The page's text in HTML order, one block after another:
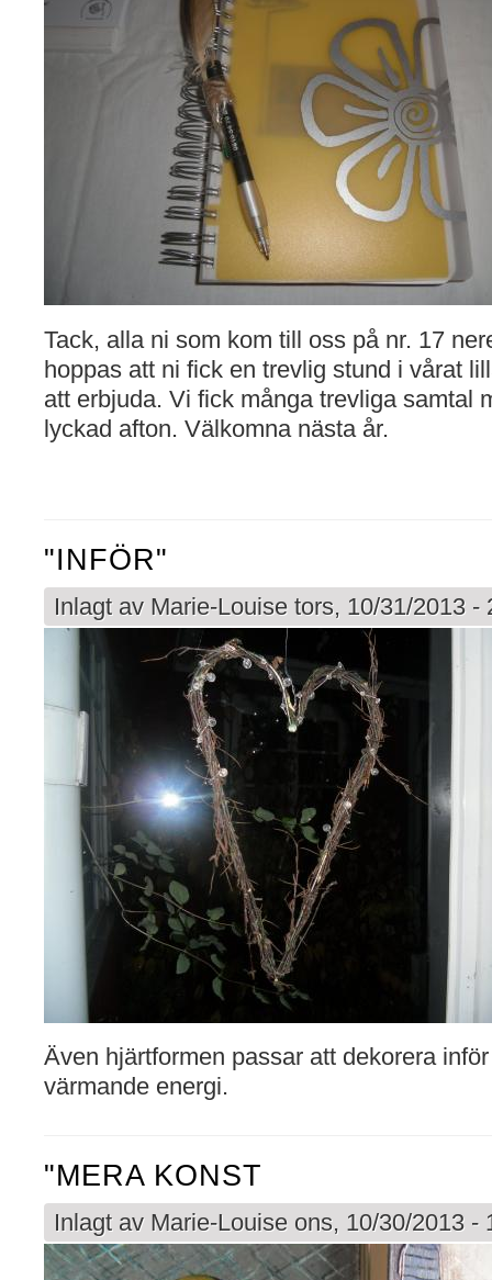
Tack, alla ni som kom till oss på nr. 17
hoppas att ni fick en trevlig stund i vårat
att erbjuda. Vi fick många trevliga samtal
lyckad afton. Välkomna nästa år.
"INFÖR"
Inlagt av Marie-Louise tors, 10/31/2013 -
Även hjärtformen passar att dekorera
värmande energi.
"MERA KONST
Inlagt av Marie-Louise ons, 10/30/2013 -